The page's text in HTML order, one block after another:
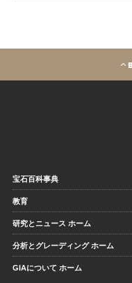
宝石百科事典
教育
研究とニュース ホーム
分析とグレーディング ホーム
GIAについて ホーム